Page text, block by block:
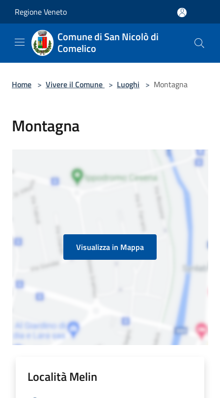
Regione Veneto
Comune di San Nicolò di
Comelico
Home > Vivere il Comune > Luoghi > Montagna
Montagna
Visualizza in Mappa
Località Melin